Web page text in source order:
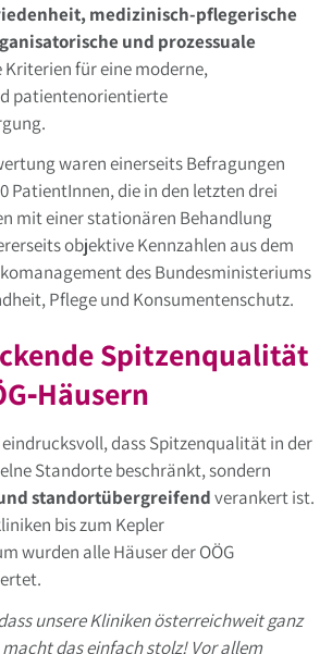
medizinisch-pflegerische
und prozessuale
Kriterien für eine moderne,
patientenorientierte
waren einerseits Befragungen
PatientInnen, die in den letzten drei
mit einer stationären Behandlung
objektive Kennzahlen aus dem
des Bundesministeriums
Pflege und Konsumentenschutz.
Spitzenqualität
eindrucksvoll, dass Spitzenqualität in der
Standorte beschränkt, sondern
standortübergreifendverankert ist.
bis zum Kepler
wurden alle Häuser der OÖG
unsere Kliniken österreichweit ganz
das einfach stolz! Vor allem